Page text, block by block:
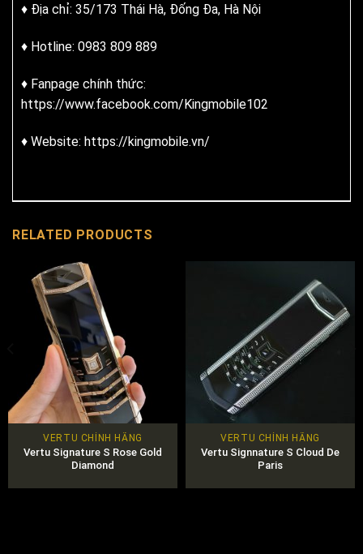
♦ Địa chỉ: 35/173 Thái Hà, Đống Đa, Hà Nội
♦ Hotline: 0983 809 889
♦ Fanpage chính thức:
https://www.facebook.com/Kingmobile102
♦ Website: https://kingmobile.vn/
RELATED PRODUCTS
VERTU CHÍNH HÃNG
Vertu Signature S Rose Gold
Diamond
VERTU CHÍNH HÃNG
Vertu Signnature S Cloud De
Paris